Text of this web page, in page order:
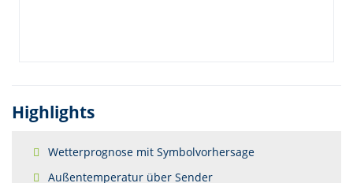
Highlights
Wetterprognose mit Symbolvorhersage
Außentemperatur über Sender